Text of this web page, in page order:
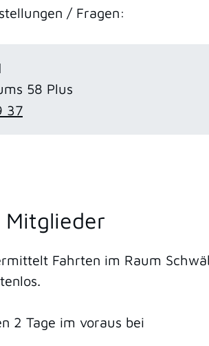
/ Fragen:
58 Plus
37
Fahrten im Raum
2 Tage im voraus bei